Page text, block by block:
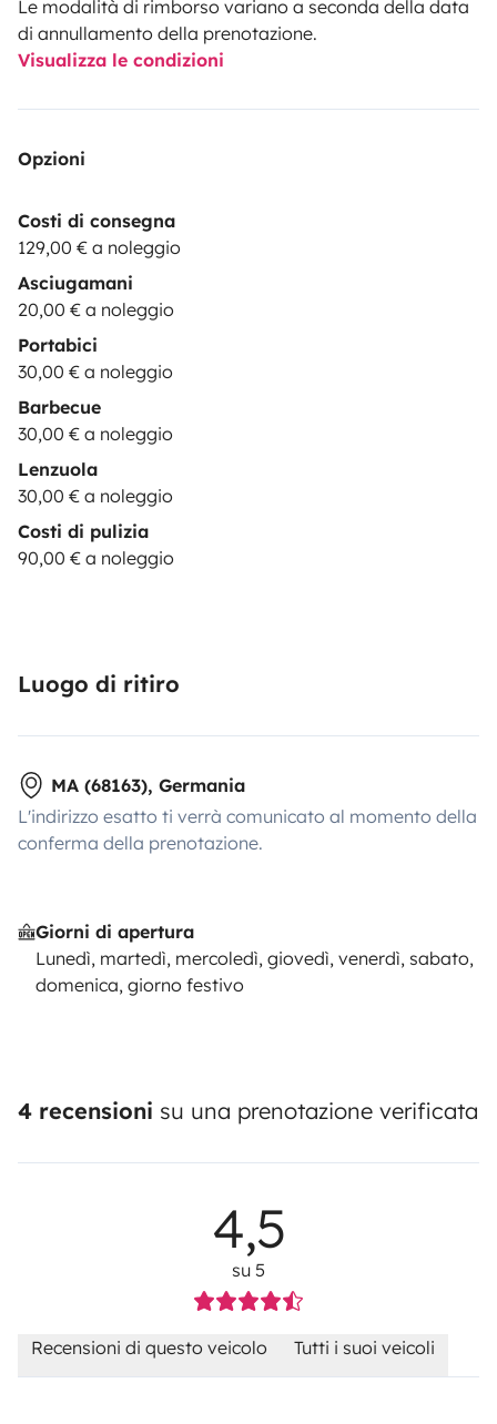
Le modalità di rimborso variano a seconda della data
di annullamento della prenotazione.
Visualizza le condizioni
Opzioni
Costi di consegna
129,00 € a noleggio
Asciugamani
20,00 € a noleggio
Portabici
30,00 € a noleggio
Barbecue
30,00 € a noleggio
Lenzuola
30,00 € a noleggio
Costi di pulizia
90,00 € a noleggio
Luogo di ritiro
MA (68163), Germania
L'indirizzo esatto ti verrà comunicato al momento della
conferma della prenotazione.
Giorni di apertura
Lunedì, martedì, mercoledì, giovedì, venerdì, sabato,
domenica, giorno festivo
4 recensioni su una prenotazione verificata
4,5
su 5
Recensioni di questo veicolo Tutti i suoi veicoli